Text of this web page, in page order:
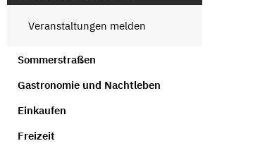
Veranstaltungen melden
Sommerstraßen
Gastronomie und Nachtleben
Einkaufen
Freizeit